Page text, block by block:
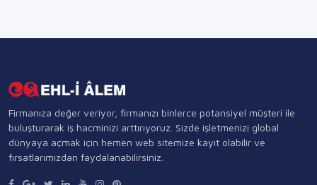
Firmanıza değer veriyor, firmanızı binlerce potansiyel müşteri ile
buluşturarak iş hacminizi arttırıyoruz. Sizde işletmenizi global
dünyaya açmak için hemen web sitemize kayıt olabilir ve
fırsatlarımızdan faydalanabilirsiniz.